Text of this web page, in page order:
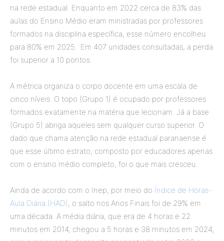
na rede estadual. Enquanto em 2022 cerca de 83% das
aulas do Ensino Médio eram ministradas por professores
formados na disciplina específica, esse número encolheu
para 80% em 2025. Em 407 unidades consultadas, a perda
foi superior a 10 pontos.
A métrica organiza o corpo docente em uma escala de
cinco níveis. O topo (Grupo 1) é ocupado por professores
formados exatamente na matéria que lecionam. Já a base
(Grupo 5) abriga aqueles sem qualquer curso superior. O
dado que chama atenção na rede estadual paranaense é
que esse último estrato, composto por educadores apenas
com o ensino médio completo, foi o que mais cresceu.
Ainda de acordo com o Inep, por meio do Índice de Horas-
Aula Diária (HAD) , o salto nos Anos Finais foi de 29% em
uma década. A média diária, que era de 4 horas e 22
minutos em 2014, chegou a 5 horas e 38 minutos em 2024,